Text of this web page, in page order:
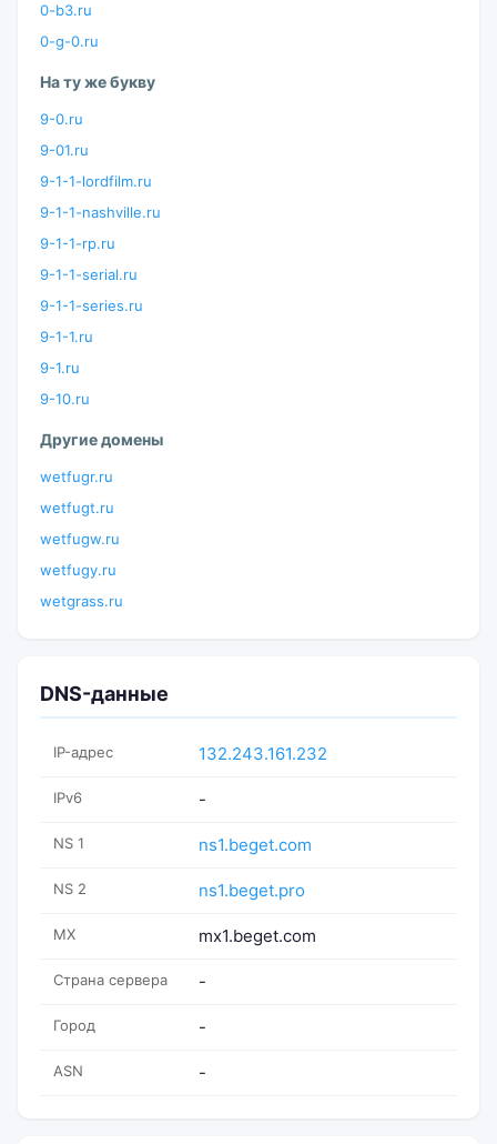
0-b3.ru
0-g-0.ru
На ту же букву
9-0.ru
9-01.ru
9-1-1-lordfilm.ru
9-1-1-nashville.ru
9-1-1-rp.ru
9-1-1-serial.ru
9-1-1-series.ru
9-1-1.ru
9-1.ru
9-10.ru
Другие домены
wetfugr.ru
wetfugt.ru
wetfugw.ru
wetfugy.ru
wetgrass.ru
DNS-данные
IP-адрес 132.243.161.232
IPv6 -
NS 1 ns1.beget.com
NS 2 ns1.beget.pro
MX mx1.beget.com
Страна сервера -
Город -
ASN -